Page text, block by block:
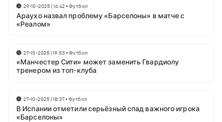
29-10-2025 | 16:42 •Футбол
Араухо назвал проблему «Барселоны» в матче с
«Реалом»
27-10-2025 | 19:53 •Футбол
«Манчестер Сити» может заменить Гвардиолу
тренером из топ-клуба
27-10-2025 | 18:37•Футбол
В Испании отметили серьёзный спад важного игрока
«Барселоны»